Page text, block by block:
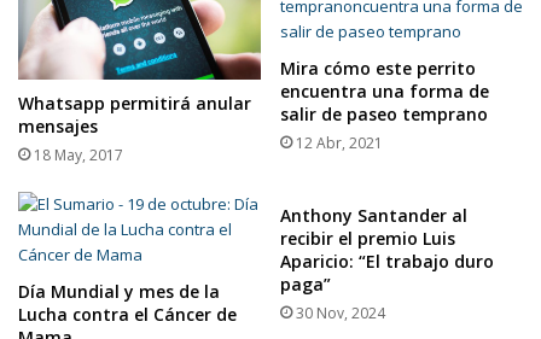
Whatsapp permitirá anular
mensajes
18 May, 2017
Mira cómo este perrito
encuentra una forma de
salir de paseo temprano
12 Abr, 2021
Día Mundial y mes de la
Lucha contra el Cáncer de
Anthony Santander al
recibir el premio Luis
Aparicio: “El trabajo duro
paga”
30 Nov, 2024